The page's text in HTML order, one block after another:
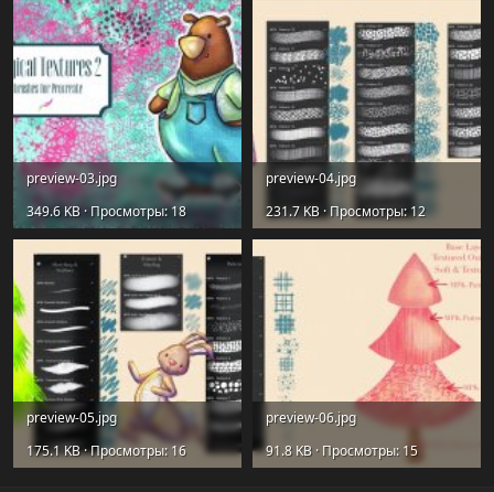
preview-03.jpg
349.6 KB · Просмотры: 18
preview-04.jpg
231.7 KB · Просмотры: 12
preview-05.jpg
175.1 KB · Просмотры: 16
preview-06.jpg
91.8 KB · Просмотры: 15